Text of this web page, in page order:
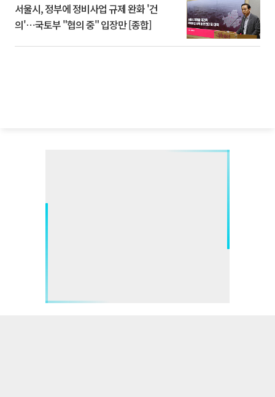
서울시, 정부에 정비사업 규제 완화 '건
의'⋯국토부 "협의 중" 입장만 [종합]